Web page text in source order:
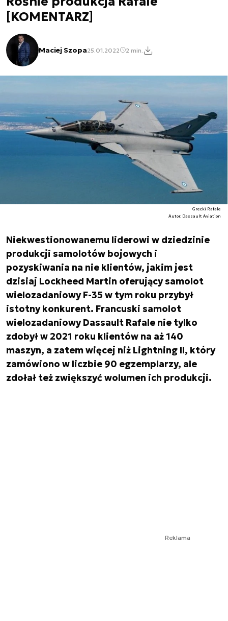
[KOMENTARZ]
Maciej Szopa25.01.2022 2 min.
Grecki Rafale
Autor. Dassault Aviation
Niekwestionowanemu liderowi w dziedzinie
produkcji samolotów bojowych i
pozyskiwania na nie klientów, jakim jest
dzisiaj Lockheed Martin oferujący samolot
wielozadaniowy F-35 w tym roku przybył
istotny konkurent. Francuski samolot
wielozadaniowy Dassault Rafale nie tylko
zdobył w 2021 roku klientów na aż 140
maszyn, a zatem więcej niż Lightning II, który
zamówiono w liczbie 90 egzemplarzy, ale
zdołał też zwiększyć wolumen ich produkcji.
Reklama